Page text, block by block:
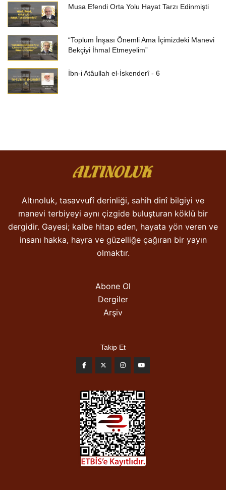
Musa Efendi Orta Yolu Hayat Tarzı Edinmişti
“Toplum İnşası Önemli Ama İçimizdeki Manevi
Bekçiyi İhmal Etmeyelim”
İbn-i Atâullah el-İskenderî - 6
Altınoluk, tasavvufî derinliği, sahih dinî bilgiyi ve
manevi terbiyeyi aynı çizgide buluşturan köklü bir
dergidir. Gayesi; kalbe hitap eden, hayata yön veren ve
insanı hakka, hayra ve güzelliğe çağıran bir yayın
olmaktır.
Abone Ol
Dergiler
Arşiv
Takip Et